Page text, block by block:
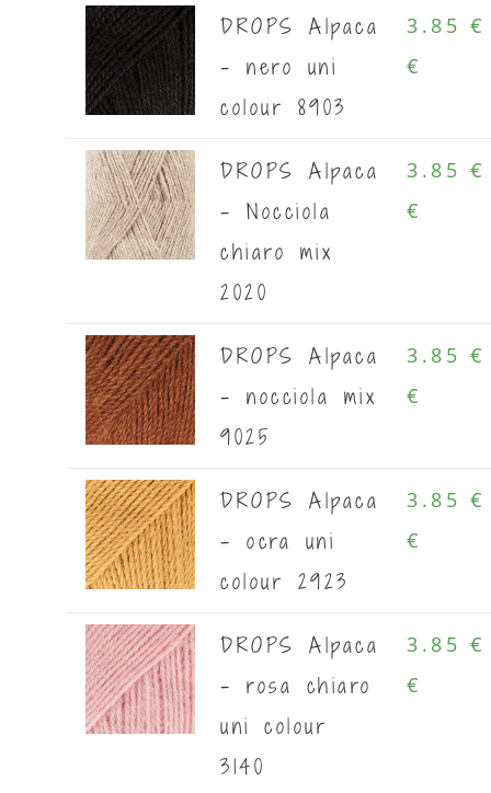
DROPS Alpaca
- nero uni
colour 8903
3.85 €
€
DROPS Alpaca
- Nocciola
chiaro mix
2020
3.85 €
€
DROPS Alpaca
- nocciola mix
9025
3.85 €
€
DROPS Alpaca
- ocra uni
colour 2923
3.85 €
€
DROPS Alpaca
- rosa chiaro
uni colour
3140
3.85 €
€